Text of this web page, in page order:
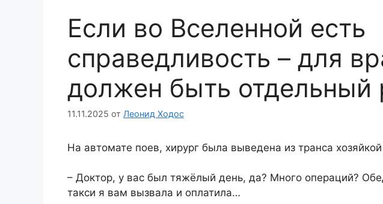
Если во Вселенной есть
справедливость – для
должен быть отдельный
11.11.2025 от Леонид Ходос
На автомате поев, хирург была выведена из транса
– Доктор, у вас был тяжёлый день, да? Много операций?
такси я вам вызвала и оплатила…